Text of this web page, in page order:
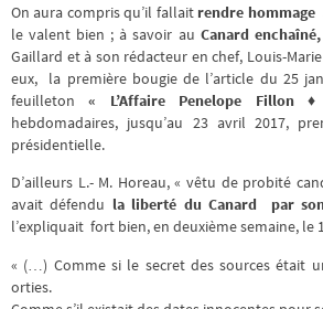
On aura compris qu’il fallait rendre hommage
le valent bien ; à savoir au Canard enchaîné,
Gaillard et à son rédacteur en chef, Louis-
eux, la première bougie de l’article du 25
feuilleton« L’Affaire Penelope Fillon ♦
hebdomadaires, jusqu’au 23 avril 2017,
présidentielle.
D’ailleurs L.- M. Horeau, « vêtu de probité
avait défendu la liberté du Canard par
l’expliquait fort bien, en deuxième semaine, le
« (…) Comme si le secret des sources était
orties.